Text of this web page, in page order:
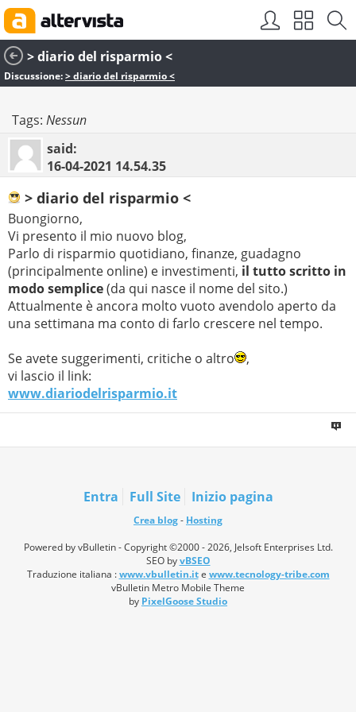
> diario del risparmio <
Discussione:> diario del risparmio <
Tags: Nessun
said:
16-04-2021 14.54.35
> diario del risparmio <
Buongiorno,
Vi presento il mio nuovo blog,
Parlo di risparmio quotidiano, finanze, guadagno
(principalmente online) e investimenti, il tutto scritto in
modo semplice(da qui nasce il nome del sito.)
Attualmente è ancora molto vuoto avendolo aperto da
una settimana ma conto di farlo crescere nel tempo.
Se avete suggerimenti, critiche o altro
,
vi lascio il link:
www.diariodelrisparmio.it
Entra Full Site Inizio pagina
Crea blog- Hosting
Powered by vBulletin - Copyright ©2000 - 2026, Jelsoft Enterprises Ltd.
SEO byvBSEO
Traduzione italiana :www.vbulletin.ite www.tecnology-tribe.com
vBulletin Metro Mobile Theme
by PixelGoose Studio